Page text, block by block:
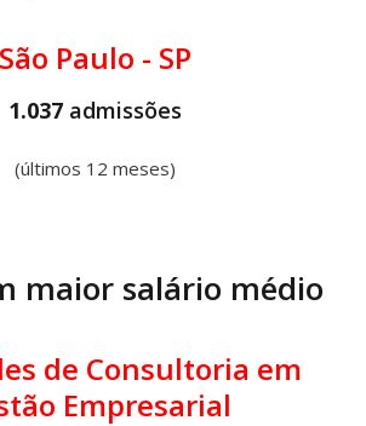
São Paulo - SP
1.037 admissões
(últimos 12 meses)
maior salário médio
de Consultoria em
Empresarial